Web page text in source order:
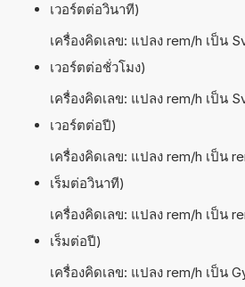
เวอร์ตต่อวินาที)
เครื่องคิดเลข: แปลง rem/h เป็น
เวอร์ตต่อชั่วโมง)
เครื่องคิดเลข: แปลง rem/h เป็น
เวอร์ตต่อปี)
เครื่องคิดเลข: แปลง rem/h เป็น
เร็มต่อวินาที)
เครื่องคิดเลข: แปลง rem/h เป็น
เร็มต่อปี)
เครื่องคิดเลข: แปลง rem/h เป็น